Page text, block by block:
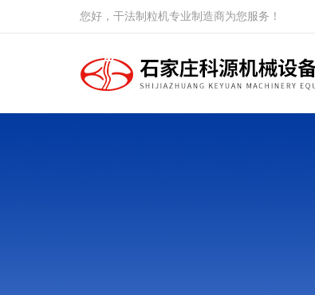
您好，干法制粒机专业制造商为您服务！